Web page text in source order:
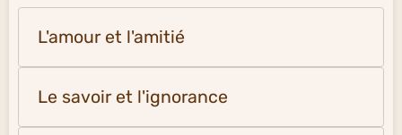
L'amour et l'amitié
Le savoir et l'ignorance